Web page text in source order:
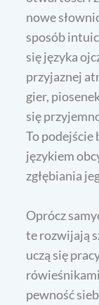
nowe
sposób
się języka
przyjaznej
gier,
się
To podejście
językiem
zgłębiania
Oprócz
te rozwijają
uczą się
pewność